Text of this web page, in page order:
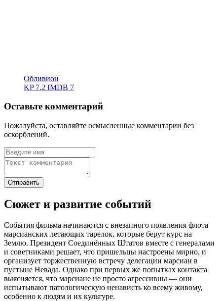
Обливион
KP 7.2 IMDB 7
Оставьте комментарий
Пожалуйста, оставляйте осмысленные комментарии без
оскорблений.
Сюжет и развитие событий
События фильма начинаются с внезапного появления флота
марсианских летающих тарелок, которые берут курс на
Землю. Президент Соединённых Штатов вместе с генералами
и советниками решает, что пришельцы настроены мирно, и
организует торжественную встречу делегации марсиан в
пустыне Невада. Однако при первых же попытках контакта
выясняется, что марсиане не просто агрессивны — они
испытывают патологическую ненависть ко всему живому,
особенно к людям и их культуре.